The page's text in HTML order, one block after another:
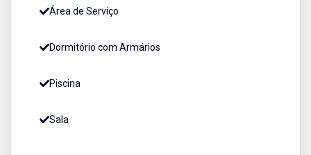
Área de Serviço
Dormitório com Armários
Piscina
Sala